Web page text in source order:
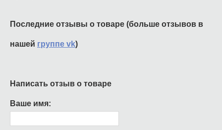
Последние отзывы о товаре (больше отзывов в
нашей группе vk)
Написать отзыв о товаре
Ваше имя: